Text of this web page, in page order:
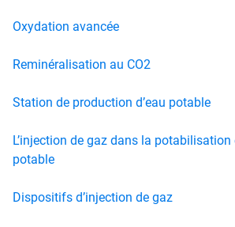
Oxydation avancée
Reminéralisation au CO2
Station de production d’eau potable
L’injection de gaz dans la
potable
Dispositifs d’injection de gaz